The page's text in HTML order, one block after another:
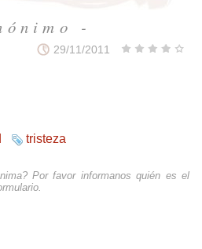
-
29/11/2011
tristeza
Por favor informanos quién es el